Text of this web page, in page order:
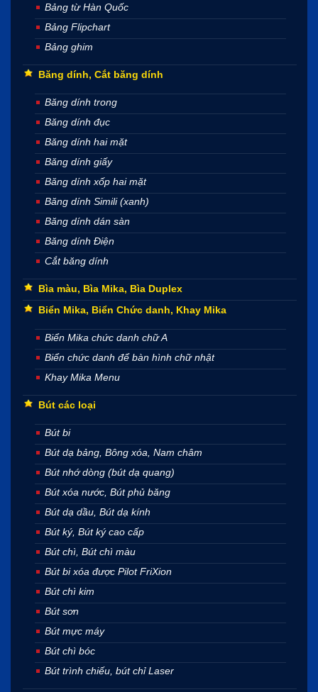
Bảng từ Hàn Quốc
Bảng Flipchart
Bảng ghim
Băng dính, Cắt băng dính
Băng dính trong
Băng dính đục
Băng dính hai mặt
Băng dính giấy
Băng dính xốp hai mặt
Băng dính Simili (xanh)
Băng dính dán sàn
Băng dính Điện
Cắt băng dính
Bìa màu, Bìa Mika, Bìa Duplex
Biển Mika, Biển Chức danh, Khay Mika
Biển Mika chức danh chữ A
Biển chức danh để bàn hình chữ nhật
Khay Mika Menu
Bút các loại
Bút bi
Bút dạ bảng, Bông xóa, Nam châm
Bút nhớ dòng (bút dạ quang)
Bút xóa nước, Bút phủ băng
Bút dạ dầu, Bút dạ kính
Bút ký, Bút ký cao cấp
Bút chì, Bút chì màu
Bút bi xóa được Pilot FriXion
Bút chì kim
Bút sơn
Bút mực máy
Bút chì bóc
Bút trình chiếu, bút chỉ Laser